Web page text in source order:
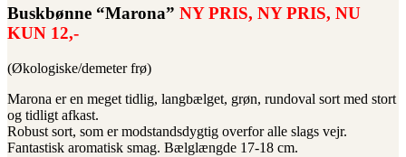
Buskbønne “Marona” NY PRIS, NY PRIS, NU
KUN 12,-
(Økologiske/demeter frø)
Marona er en meget tidlig, langbælget, grøn, rundoval sort med stort
og tidligt afkast.
Robust sort, som er modstandsdygtig overfor alle slags vejr.
Fantastisk aromatisk smag. Bælglængde 17-18 cm.